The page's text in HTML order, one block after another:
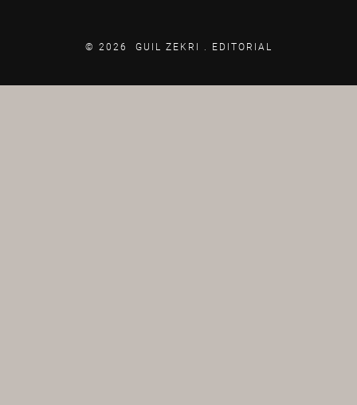
© 2026 GUIL ZEKRI . EDITORIAL